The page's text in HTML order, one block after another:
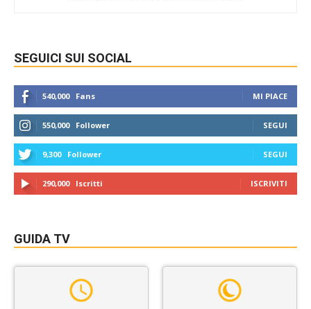
SEGUICI SUI SOCIAL
540,000 Fans MI PIACE
550,000 Follower SEGUI
9,300 Follower SEGUI
290,000 Iscritti ISCRIVITI
GUIDA TV